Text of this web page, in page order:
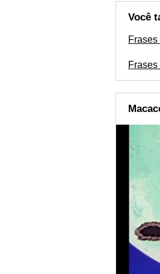
Você